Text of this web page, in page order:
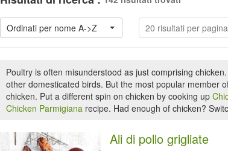
Ordinati per nome A->Z 20 risultati per pagina
Poultry is often misunderstood as just comprising
other domesticated birds. But the most popular member
chicken. Put a different spin on chicken by cooking up
Chicken Parmigiana recipe. Had enough of chicken?
Ali di pollo grigliate